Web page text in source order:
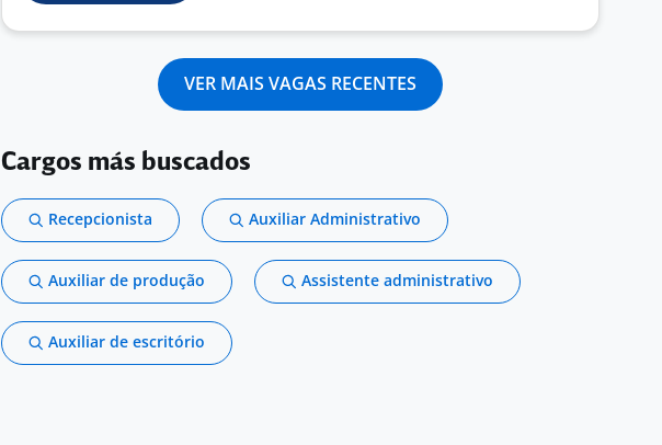
VER MAIS VAGAS RECENTES
Cargos más buscados
Recepcionista Auxiliar Administrativo
Auxiliar de produção Assistente administrativo
Auxiliar de escritório